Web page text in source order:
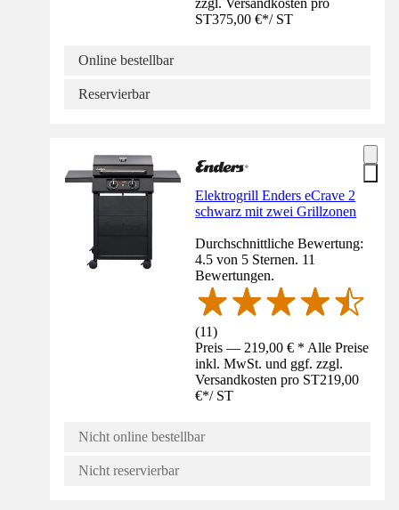
ST375,00 €*/ ST
Online bestellbar
Reservierbar
Elektrogrill Enders eCrave 2
schwarz mit zwei Grillzonen
Durchschnittliche Bewertung:
4.5 von 5 Sternen. 11
Bewertungen.
(11)
Preis — 219,00 € * Alle Preise
inkl. MwSt. und ggf. zzgl.
Versandkosten pro ST219,00
€*/ ST
Nicht online bestellbar
Nicht reservierbar